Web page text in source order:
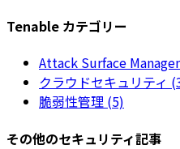
Tenable カテゴリー
Attack Surface
クラウドセキュリティ
脆弱性管理 (5)
その他のセキュリティ記事